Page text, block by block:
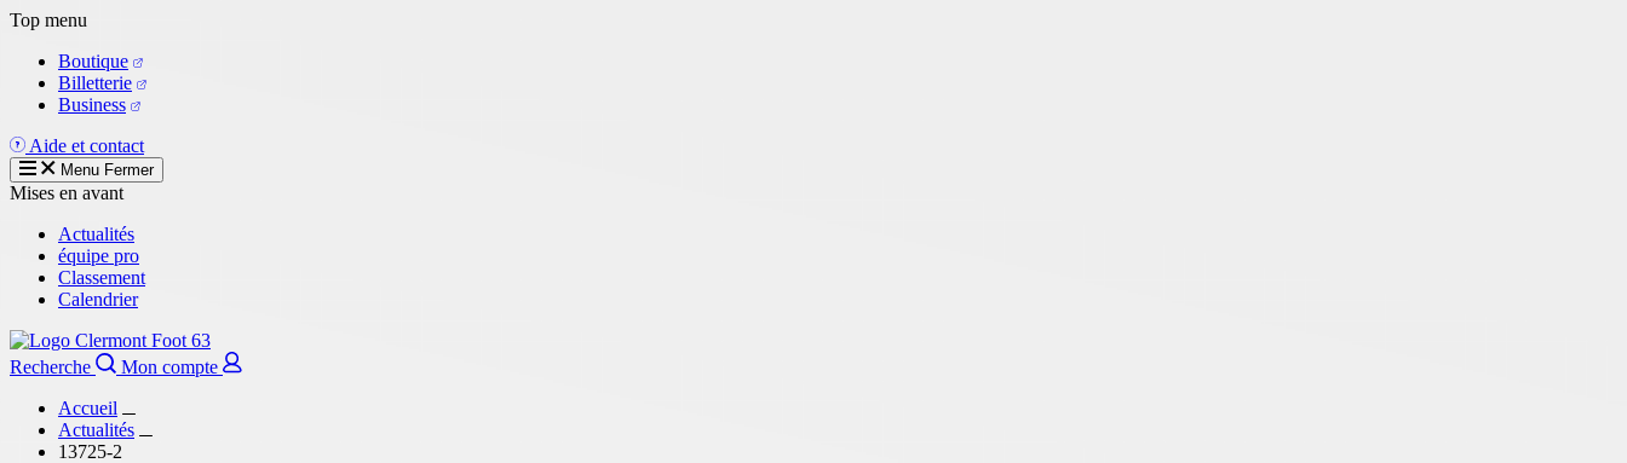
Aller
contenu
principal
Top menu
Boutique
Billetterie
Business
Aide et contact
Menu Fermer
Mises en avant
Actualités
équipe pro
Classement
Calendrier
Recherche
Mon compte
Accueil
Actualités
13725-2